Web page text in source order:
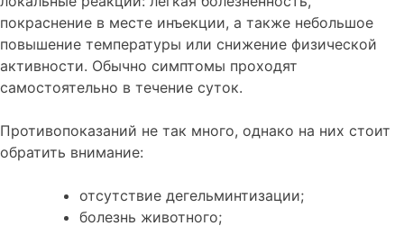
покраснение в месте инъекции, а также небольшое
повышение температуры или снижение физической
активности. Обычно симптомы проходят
самостоятельно в течение суток.
Противопоказаний не так много, однако на них стоит
обратить внимание:
отсутствие дегельминтизации;
болезнь животного;